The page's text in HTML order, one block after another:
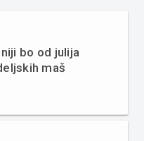
bo od julija
maš